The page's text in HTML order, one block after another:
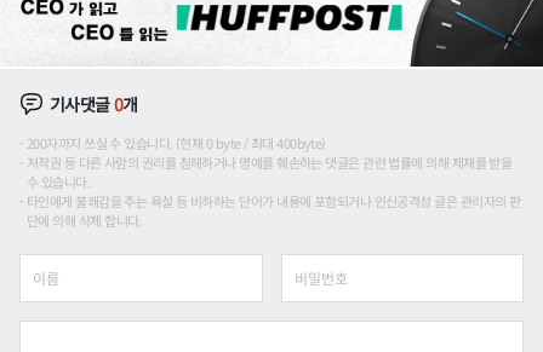
기사댓글0개
200자까지 쓰실 수 있습니다. (현재 0 byte / 최대 400byte)
저작권 등 다른 사람의 권리를 침해하거나 명예를 훼손하는 댓글은 관련 법률에 의해 제재를 받을
수 있습니다.
타인에게 불쾌감을 주는 욕설 등 비하하는 단어가 내용에 포함되거나 인신공격성 글은 관리자의 판
단에 의해 삭제 합니다.